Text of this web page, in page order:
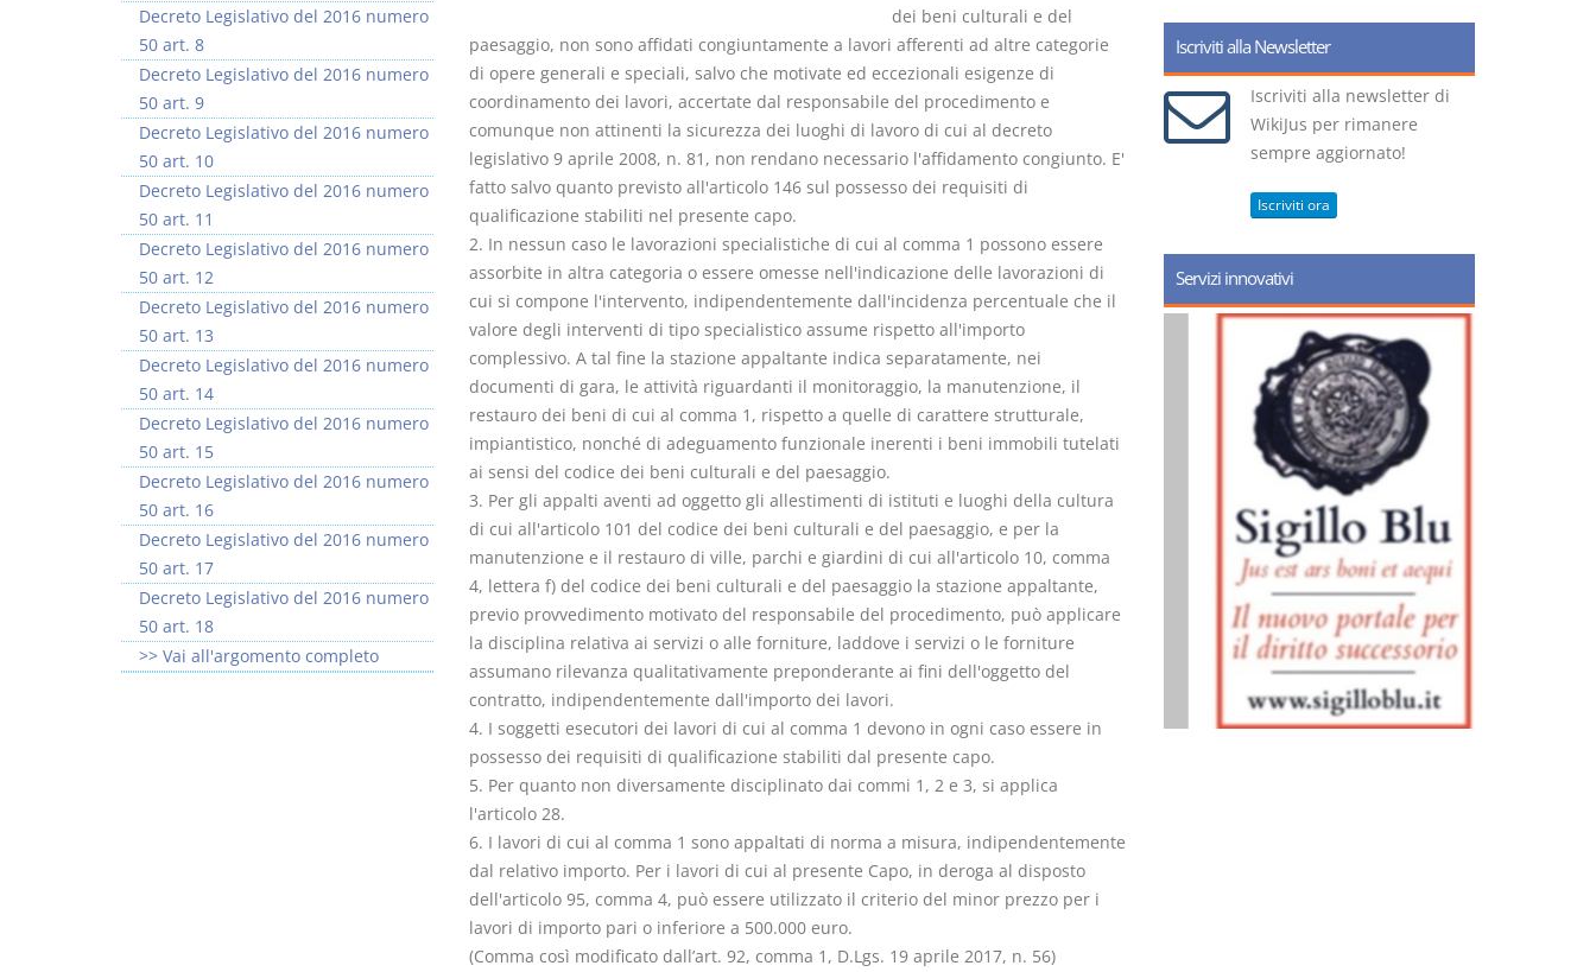
dei beni culturali e del
paesaggio, non sono affidati congiuntamente a lavori afferenti ad altre categorie
di opere generali e speciali, salvo che motivate ed eccezionali esigenze di
coordinamento dei lavori, accertate dal responsabile del procedimento e
comunque non attinenti la sicurezza dei luoghi di lavoro di cui al decreto
legislativo 9 aprile 2008, n. 81, non rendano necessario l'affidamento congiunto. E'
fatto salvo quanto previsto all'articolo 146 sul possesso dei requisiti di
qualificazione stabiliti nel presente capo.
2. In nessun caso le lavorazioni specialistiche di cui al comma 1 possono essere
assorbite in altra categoria o essere omesse nell'indicazione delle lavorazioni di
cui si compone l'intervento, indipendentemente dall'incidenza percentuale che il
valore degli interventi di tipo specialistico assume rispetto all'importo
complessivo. A tal fine la stazione appaltante indica separatamente, nei
documenti di gara, le attività riguardanti il monitoraggio, la manutenzione, il
restauro dei beni di cui al comma 1, rispetto a quelle di carattere strutturale,
impiantistico, nonché di adeguamento funzionale inerenti i beni immobili tutelati
ai sensi del codice dei beni culturali e del paesaggio.
3. Per gli appalti aventi ad oggetto gli allestimenti di istituti e luoghi della cultura
di cui all'articolo 101 del codice dei beni culturali e del paesaggio, e per la
manutenzione e il restauro di ville, parchi e giardini di cui all'articolo 10, comma
4, lettera f) del codice dei beni culturali e del paesaggio la stazione appaltante,
previo provvedimento motivato del responsabile del procedimento, può applicare
la disciplina relativa ai servizi o alle forniture, laddove i servizi o le forniture
assumano rilevanza qualitativamente preponderante ai fini dell'oggetto del
contratto, indipendentemente dall'importo dei lavori.
4. I soggetti esecutori dei lavori di cui al comma 1 devono in ogni caso essere in
possesso dei requisiti di qualificazione stabiliti dal presente capo.
5. Per quanto non diversamente disciplinato dai commi 1, 2 e 3, si applica
l'articolo 28.
6. I lavori di cui al comma 1 sono appaltati di norma a misura, indipendentemente
dal relativo importo. Per i lavori di cui al presente Capo, in deroga al disposto
dell'articolo 95, comma 4, può essere utilizzato il criterio del minor prezzo per i
lavori di importo pari o inferiore a 500.000 euro.
(Comma così modificato dall’art. 92, comma 1, D.Lgs. 19 aprile 2017, n. 56)
Decreto Legislativo del 2016 numero
50 art. 8
Decreto Legislativo del 2016 numero
50 art. 9
Decreto Legislativo del 2016 numero
50 art. 10
Decreto Legislativo del 2016 numero
50 art. 11
Decreto Legislativo del 2016 numero
50 art. 12
Decreto Legislativo del 2016 numero
50 art. 13
Decreto Legislativo del 2016 numero
50 art. 14
Decreto Legislativo del 2016 numero
50 art. 15
Decreto Legislativo del 2016 numero
50 art. 16
Decreto Legislativo del 2016 numero
50 art. 17
Decreto Legislativo del 2016 numero
50 art. 18
>> Vai all'argomento completo
Iscriviti alla Newsletter
Iscriviti alla newsletter di
WikiJus per rimanere
sempre aggiornato!
Iscriviti ora
Servizi innovativi